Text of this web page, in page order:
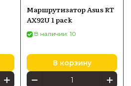
Маршрутизатор Asus RT
AX92U 1 pack
В наличии: 10
В корзину